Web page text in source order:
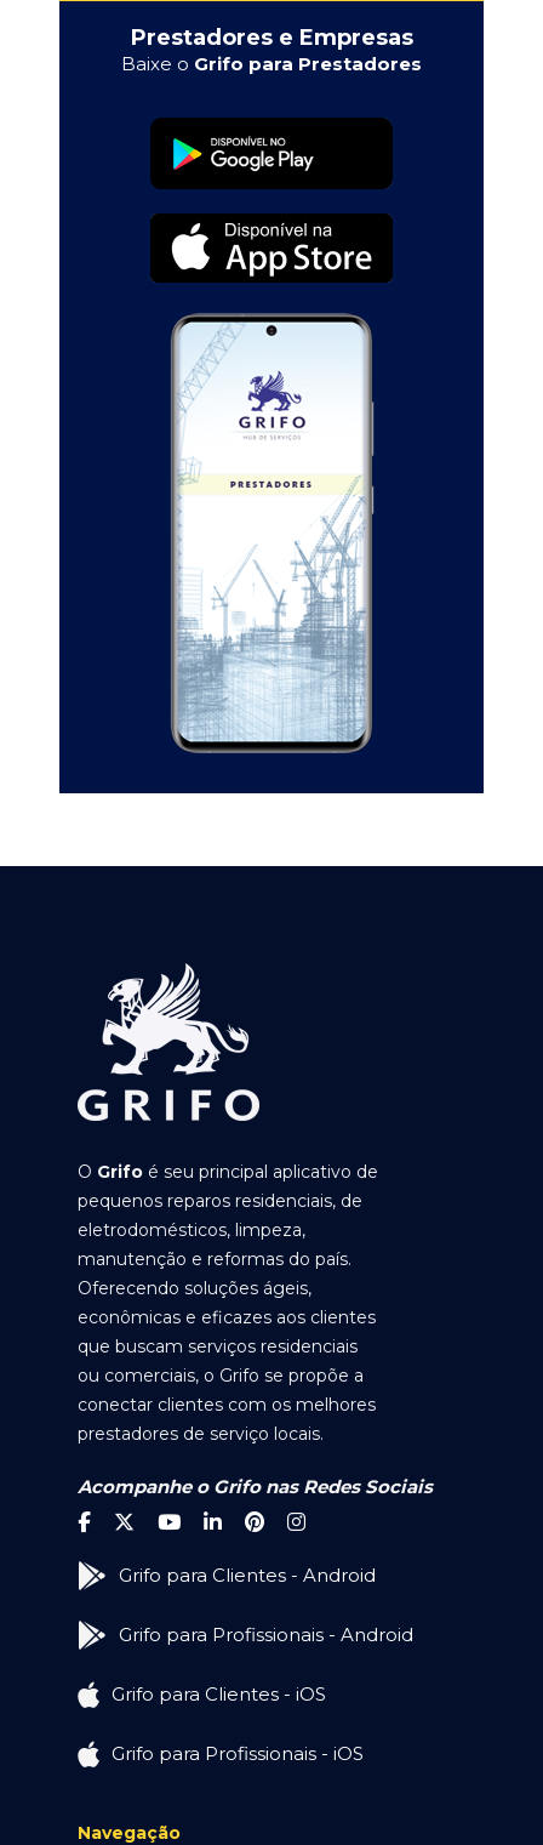
Prestadores e Empresas
Baixe o Grifo para Prestadores
O Grifo é seu principal aplicativo de
pequenos reparos residenciais, de
eletrodomésticos, limpeza,
manutenção e reformas do país.
Oferecendo soluções ágeis,
econômicas e eficazes aos clientes
que buscam serviços residenciais
ou comerciais, o Grifo se propõe a
conectar clientes com os melhores
prestadores de serviço locais.
Acompanhe o Grifo nas Redes Sociais
Grifo para Clientes - Android
Grifo para Profissionais - Android
Grifo para Clientes - iOS
Grifo para Profissionais - iOS
Navegação